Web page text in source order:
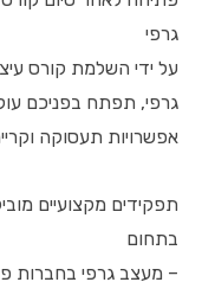
גרפי
על ידי השלמת קורס
גרפי, תפתח בפניכם
אפשרויות תעסוקה
תפקידים מקצועיים
בתחום
– מעצב גרפי בחברות